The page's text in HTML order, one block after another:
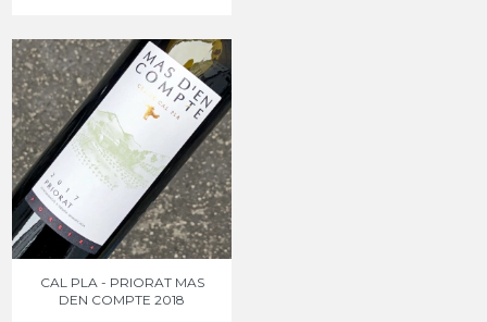
CAL PLA - PRIORAT MAS
DEN COMPTE 2018